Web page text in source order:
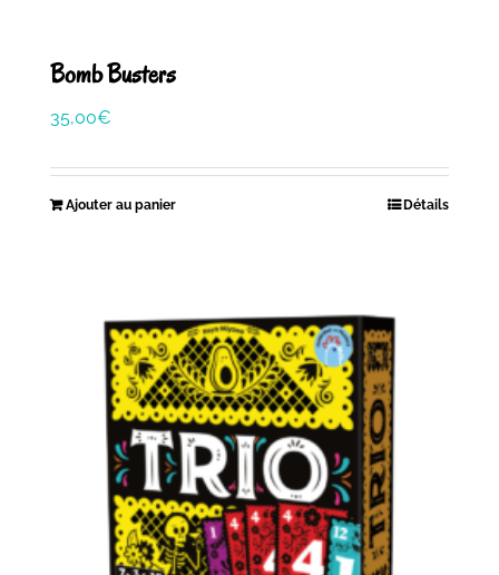
Bomb Busters
35,00€
Ajouter au panier Détails